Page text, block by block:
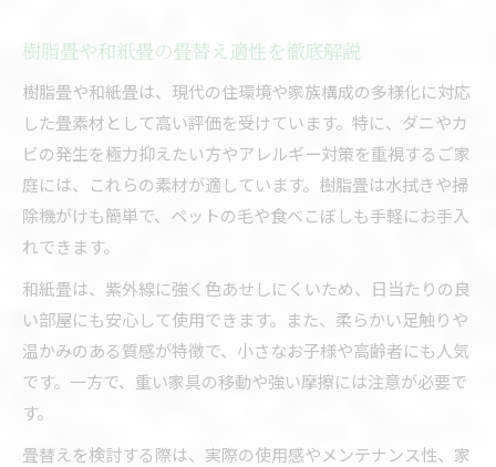
樹脂畳や和紙畳の畳替え適性を徹底解説
樹脂畳や和紙畳は、現代の住環境や家族構成の多様化に対応
した畳素材として高い評価を受けています。特に、ダニやカ
ビの発生を極力抑えたい方やアレルギー対策を重視するご家
庭には、これらの素材が適しています。樹脂畳は水拭きや掃
除機がけも簡単で、ペットの毛や食べこぼしも手軽にお手入
れできます。
和紙畳は、紫外線に強く色あせしにくいため、日当たりの良
い部屋にも安心して使用できます。また、柔らかい足触りや
温かみのある質感が特徴で、小さなお子様や高齢者にも人気
です。一方で、重い家具の移動や強い摩擦には注意が必要で
す。
畳替えを検討する際は、実際の使用感やメンテナンス性、家